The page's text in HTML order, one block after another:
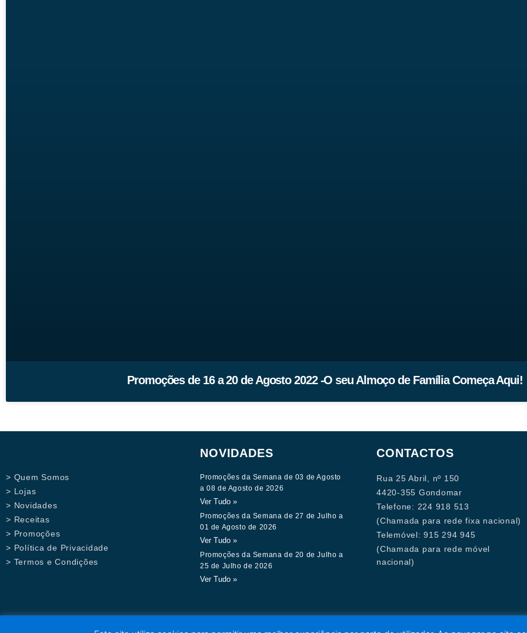
Promoções de 16 a 20 de Agosto 2022 -O seu Almoço de Família Começa Aqui!
> Quem Somos
> Lojas
> Novidades
> Receitas
> Promoções
> Política de Privacidade
> Termos e Condições
NOVIDADES
Promoções da Semana de 03 de Agosto
a 08 de Agosto de 2026
Ver Tudo »
Promoções da Semana de 27 de Julho a
01 de Agosto de 2026
Ver Tudo »
Promoções da Semana de 20 de Julho a
25 de Julho de 2026
Ver Tudo »
CONTACTOS
Rua 25 Abril, nº 150
4420-355 Gondomar
Telefone: 224 918 513
(Chamada para rede fixa nacional)
Telemóvel: 915 294 945
(Chamada para rede móvel
nacional)